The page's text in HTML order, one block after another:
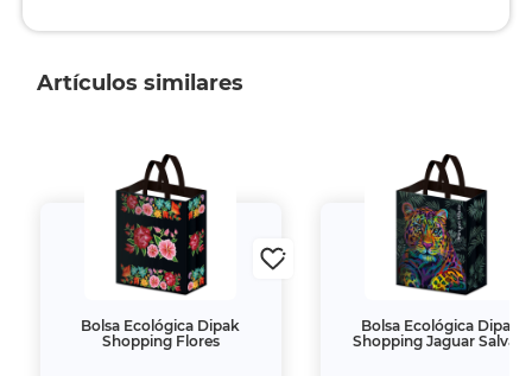
Artículos similares
Bolsa Ecológica Dipak
Shopping Flores
Bolsa Ecológica Dipak
Shopping Jaguar Salvaje